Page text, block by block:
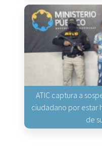
ATIC captura a
ciudadano por
de